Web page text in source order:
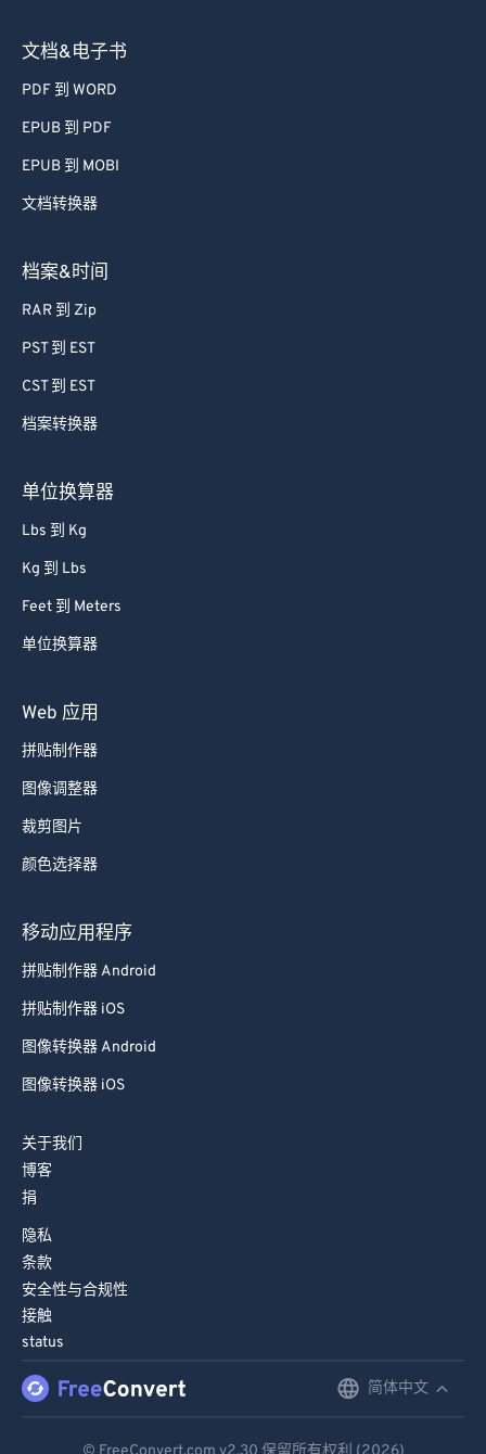
文档&电子书
PDF 到 WORD
EPUB 到 PDF
EPUB 到 MOBI
文档转换器
档案&时间
RAR 到 Zip
PST 到 EST
CST 到 EST
档案转换器
单位换算器
Lbs 到 Kg
Kg 到 Lbs
Feet 到 Meters
单位换算器
Web 应用
拼贴制作器
图像调整器
裁剪图片
颜色选择器
移动应用程序
拼贴制作器 Android
拼贴制作器 iOS
图像转换器 Android
图像转换器 iOS
关于我们
博客
捐
隐私
条款
安全性与合规性
接触
status
简体中文